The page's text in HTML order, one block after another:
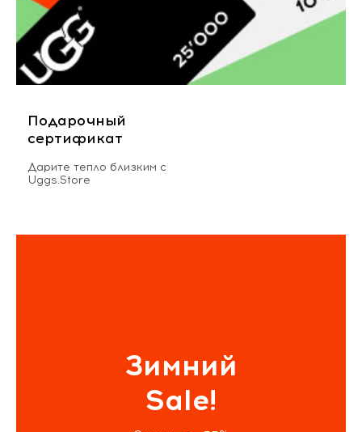
Подарочный
сертификат
Дарите тепло близким с
Uggs.Store
Зимний
Sale!